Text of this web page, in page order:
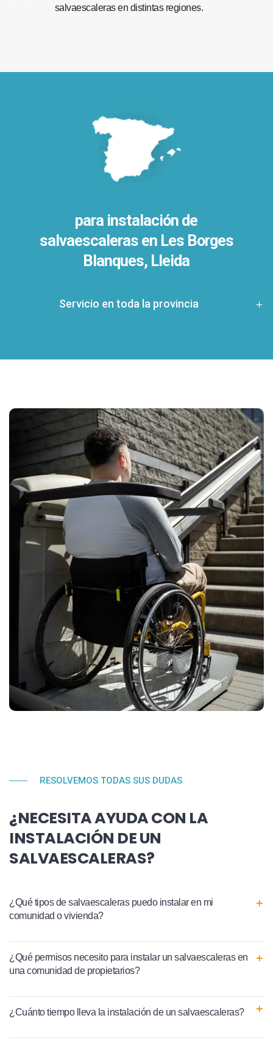
salvaescaleras en distintas regiones.
para instalación de
salvaescaleras en Les Borges
Blanques, Lleida
Servicio en toda la provincia
RESOLVEMOS TODAS SUS DUDAS
¿NECESITA AYUDA CON LA
INSTALACIÓN DE UN
SALVAESCALERAS?
¿Qué tipos de salvaescaleras puedo instalar en mi
comunidad o vivienda?
¿Qué permisos necesito para instalar un salvaescaleras en
una comunidad de propietarios?
¿Cuánto tiempo lleva la instalación de un salvaescaleras?